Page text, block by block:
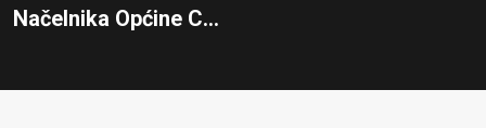
Načelnika Općine C...